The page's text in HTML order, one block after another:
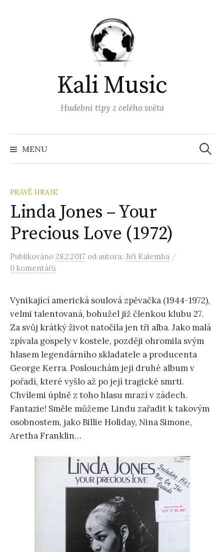
Kali Music
Hudební tipy z celého světa
MENU
PRÁVĚ HRAJE
Linda Jones – Your
Precious Love (1972)
Publikováno 28.2.2017 od autora: Jiří Kalemba /
0 komentářů
Vynikající americká soulová zpěvačka (1944-1972),
velmi talentovaná, bohužel již členkou klubu 27.
Za svůj krátký život natočila jen tři alba. Jako malá
zpívala gospely v kostele, později ohromila svým
hlasem legendárního skladatele a producenta
George Kerra. Poslouchám její druhé album v
pořadí, které vyšlo až po její tragické smrti.
Chvílemi úplně z toho hlasu mrazí v zádech.
Fantazie! Směle můžeme Lindu zařadit k takovým
osobnostem, jako Billie Holiday, Nina Simone,
Aretha Franklin…